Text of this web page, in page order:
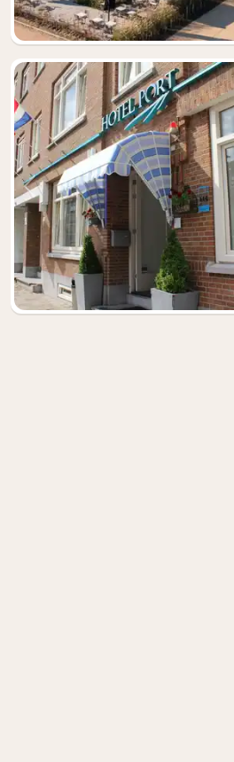
Vorige foto
(1)
(1)